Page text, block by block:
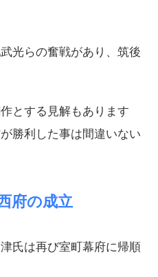
光らの奮戦があり、筑後
とする見解もあります
勝利した事は間違いない
府の成立
氏は再び室町幕府に帰順